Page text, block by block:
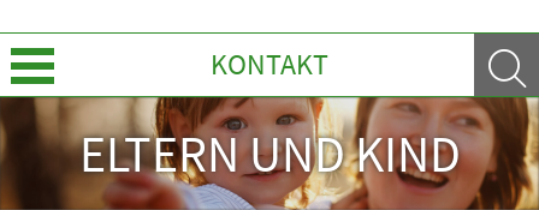
KONTAKT
Über Uns
Leistungen
ELTERN UND KIND